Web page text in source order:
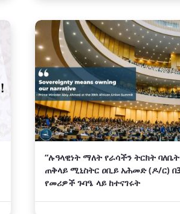
“ሉዓላዊነት ማለት የራሳችን ትርክት
ጠቅላይ ሚኒስትር ዐቢይ አሕመድ (ዶ/ር)
የመሪዎች ጉባዔ ላይ ከተናገሩት